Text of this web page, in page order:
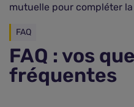
mutuelle pour compléter
FAQ
FAQ : vos
fréquentes